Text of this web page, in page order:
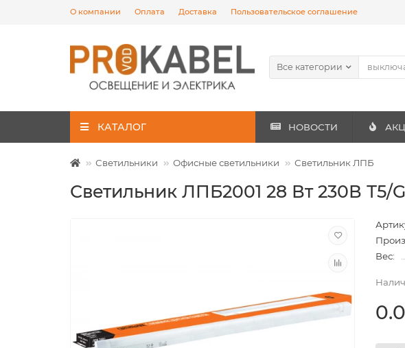
О компании Оплата Доставка Пользовательское соглашение
Все категории
КАТАЛОГ НОВОСТИ
Светильники Офисные светильники Светильник ЛПБ
Светильник ЛПБ2001 28 Вт 230В Т5/
Вес: